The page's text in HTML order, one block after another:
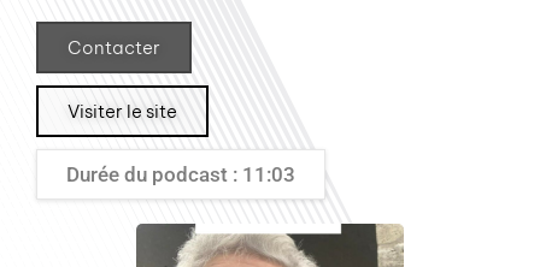
Contacter
Visiter le site
Durée du podcast : 11:03